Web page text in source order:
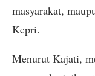
masyarakat,
Kepri.
Menurut Kajati,